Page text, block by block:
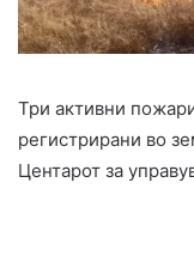
Три активни
регистрирани во
Центарот за